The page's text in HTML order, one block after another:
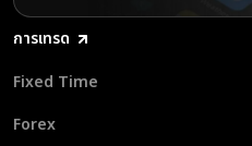
การเทรด
Fixed Time
Forex